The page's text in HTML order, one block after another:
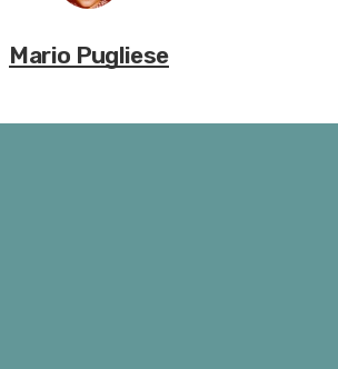
Mario Pugliese